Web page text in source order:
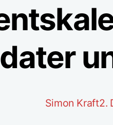
Simon Kraft2.